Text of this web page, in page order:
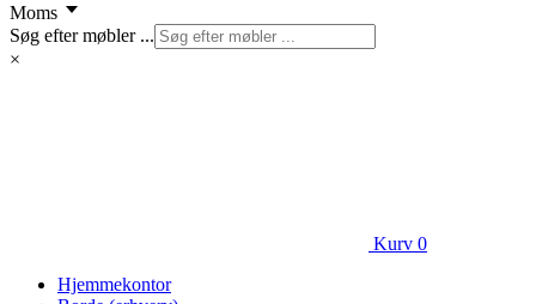
Moms
Søg efter møbler ...
×
Kurv 0
Hjemmekontor